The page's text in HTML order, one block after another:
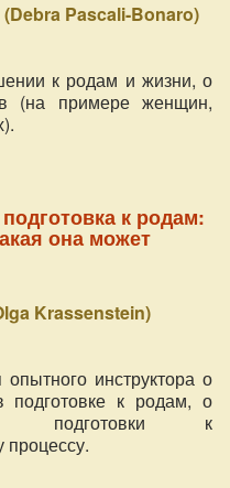
Pascali-Bonaro)
к родам и жизни, о
(на примере женщин,
к родам:
она может
Krassenstein)
инструктора о
подготовке к родам, о
подготовки к
процессу.